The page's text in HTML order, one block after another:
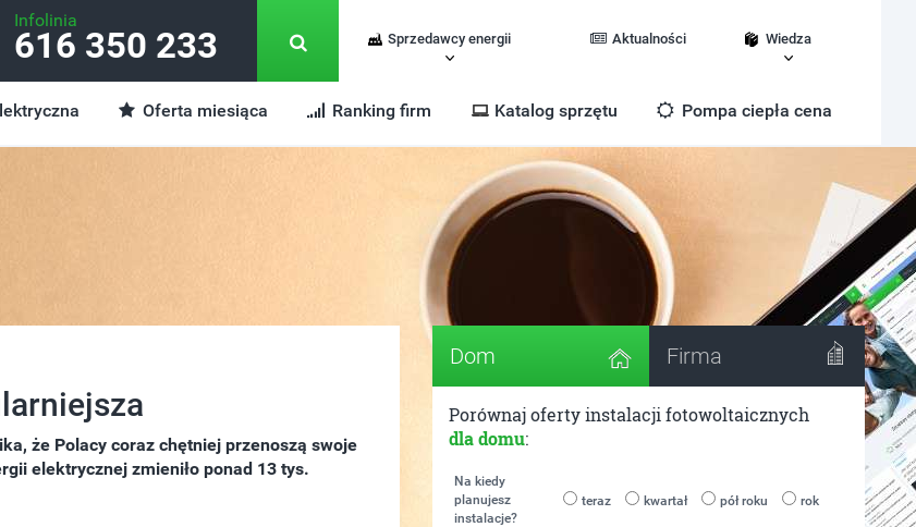
Infolinia
616 350 233 Sprzedawcy energii Aktualności Wiedza
Oferta miesiąca Ranking firm Katalog sprzętu Pompa ciepła cena
że Polacy coraz chętniej przenoszą swoje
elektrycznej zmieniło ponad 13 tys.
Dom Firma
Porównaj oferty instalacji fotowoltaicznych
dla domu:
Na kiedy
planujesz
instalacje?
teraz kwartał pół roku rok